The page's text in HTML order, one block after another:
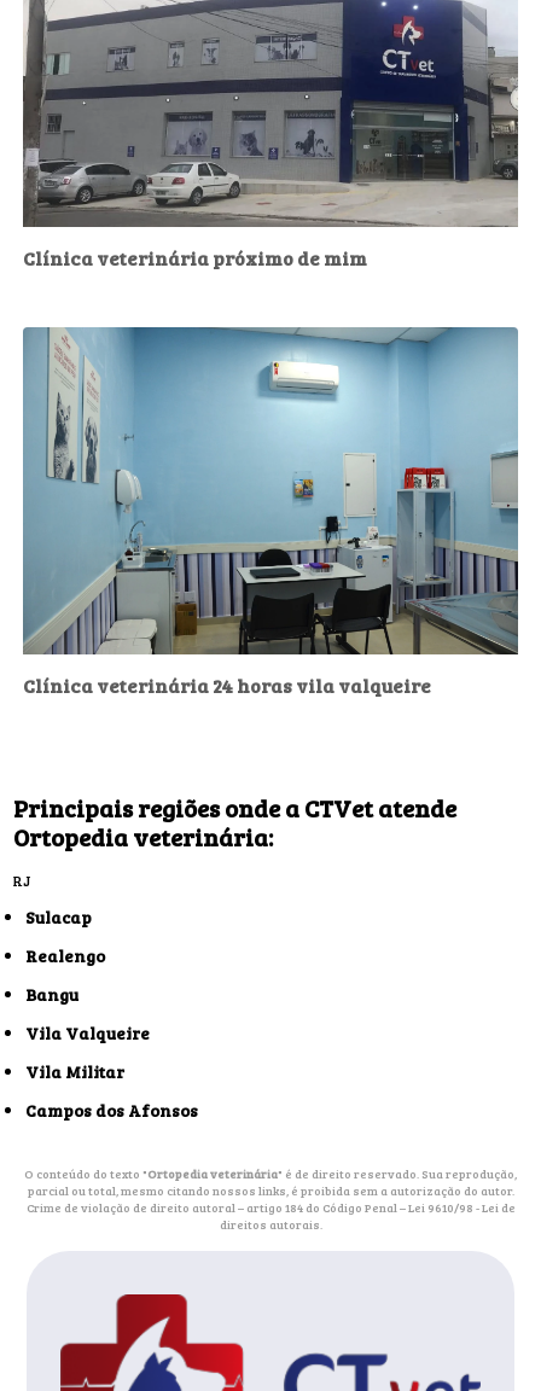
Clínica veterinária próximo de mim
Clínica veterinária 24 horas vila valqueire
Principais regiões onde a CTVet atende
Ortopedia veterinária:
RJ
Sulacap
Realengo
Bangu
Vila Valqueire
Vila Militar
Campos dos Afonsos
O conteúdo do texto "Ortopedia veterinária" é de direito reservado. Sua reprodução,
parcial ou total, mesmo citando nossos links, é proibida sem a autorização do autor.
Crime de violação de direito autoral – artigo 184 do Código Penal –Lei 9610/98 - Lei de
direitos autorais